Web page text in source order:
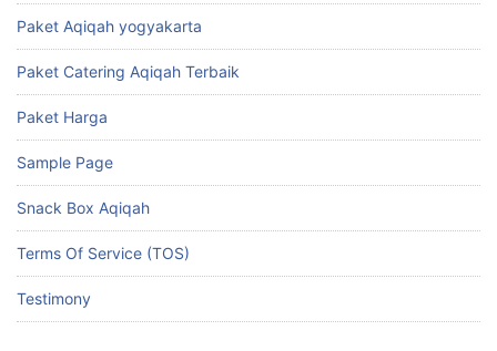
Paket Aqiqah yogyakarta
Paket Catering Aqiqah Terbaik
Paket Harga
Sample Page
Snack Box Aqiqah
Terms Of Service (TOS)
Testimony